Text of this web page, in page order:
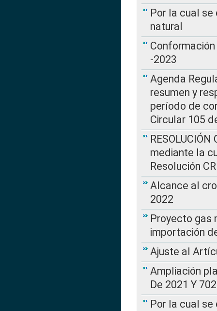
Por la cual
natural
-2023
Agenda
resumen y
período de
Circular 105
mediante la
Resolución
Alcance al
2022
Proyecto gas
importación
Ajuste al
Ampliación
De 2021 Y
Por la cual